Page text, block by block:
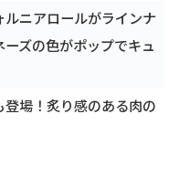
ニアロールがラインナ
ズの色がポップでキュ
場！炙り感のある肉の